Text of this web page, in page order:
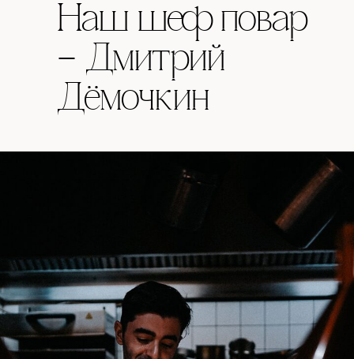
Наш шеф повар
– Дмитрий
Дёмочкин